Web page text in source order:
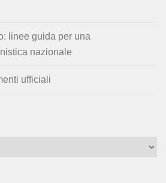
linee guida per una
nazionale
ufficiali